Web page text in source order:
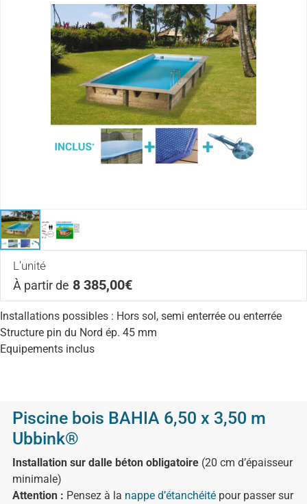
L’unité
À partir de 8 385,00€
Installations possibles : Hors sol, semi enterrée ou enterrée
Structure pin du Nord ép. 45 mm
Equipements inclus
Piscine bois BAHIA 6,50 x 3,50 m
Ubbink®
Installation sur dalle béton obligatoire (20 cm d’épaisseur
minimale)
Attention : Pensez à la nappe d’étanchéité pour passer sur